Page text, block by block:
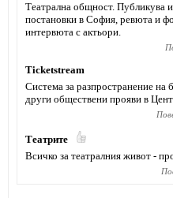
Театрална общност. Публикува
постановки в София, ревюта и
интервюта с актьори.
Ticketstream
Система за разпространение на
други обществени прояви в
Театрите
Всичко за театралния живот -